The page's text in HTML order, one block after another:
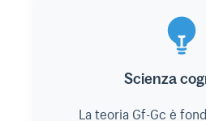
Scienza
La teoria Gf-Gc è